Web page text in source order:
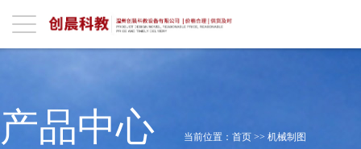
产品中心 当前位置： 首页 >> 机械制图